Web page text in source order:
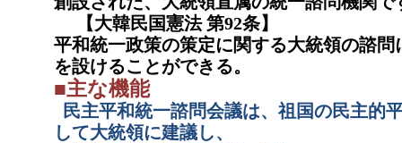
【大韓民国憲法 第92条】
平和統一政策の策定に関する大統領の諮
を設けることができる。
■主な機能
民主平和統一諮問会議は、祖国の民主的
して大統領に建議し、